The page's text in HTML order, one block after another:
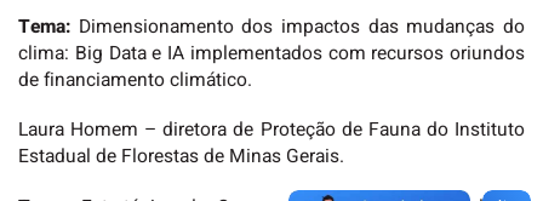
Tema: Dimensionamento dos impactos das mudanças do
clima: Big Data e IA implementados com recursos oriundos
de financiamento climático.
Laura Homem – diretora de Proteção de Fauna do Instituto
Estadual de Florestas de Minas Gerais.